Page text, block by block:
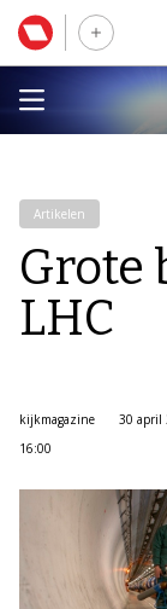
Artikelen
Grote
LHC
kijkmagazine
30 april
16:00